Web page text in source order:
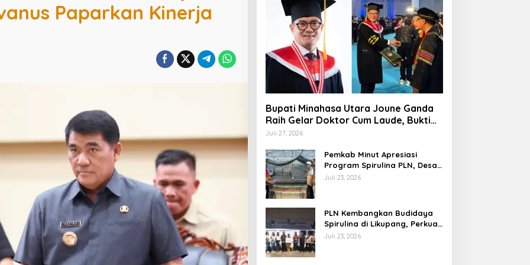
Paparkan Kinerja
Bupati Minahasa Utara Joune Ganda
Raih Gelar Doktor Cum Laude, Bukti
Komitmen Tingkatkan Kualitas
Juli 27, 2026
Pemkab Minut Apresiasi
Program Spirulina PLN, Desa
Tarabitan Disiapkan Jadi
Juli 23, 2026
PLN Kembangkan Budidaya
Spirulina di Likupang, Perkuat
Ketahanan Pangan dan
Juli 23, 2026